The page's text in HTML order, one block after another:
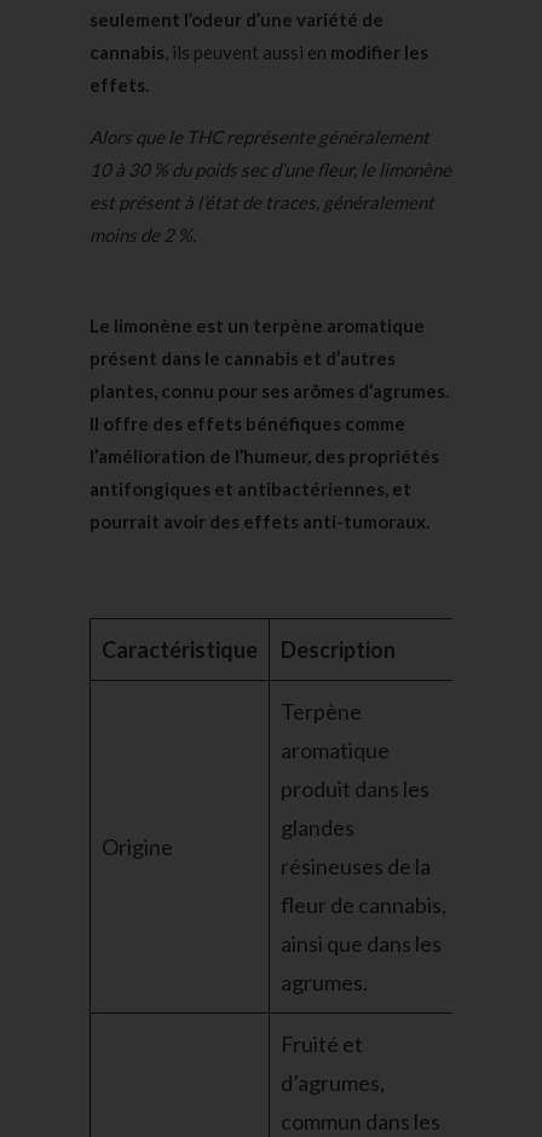
seulement l’odeur d’une variété de
cannabis, ils peuvent aussi en modifier les
effets.
Alors que le THC représente généralement
10 à 30 % du poids sec d’une fleur, le limonène
est présent à l’état de traces, généralement
moins de 2 %.
Le limonène est un terpène aromatique
présent dans le cannabis et d’autres
plantes, connu pour ses arômes d’agrumes.
Il offre des effets bénéfiques comme
l’amélioration de l’humeur, des propriétés
antifongiques et antibactériennes, et
pourrait avoir des effets anti-tumoraux.
Caractéristique Description
Origine
Terpène
aromatique
produit dans les
glandes
résineuses de la
fleur de cannabis,
ainsi que dans les
agrumes.
Fruité et
d’agrumes,
commun dans les